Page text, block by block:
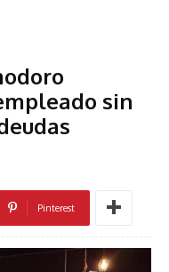
sin
Pinterest